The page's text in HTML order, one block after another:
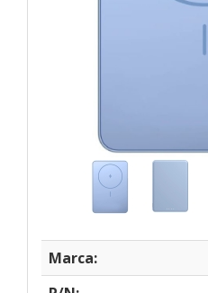
Marca: